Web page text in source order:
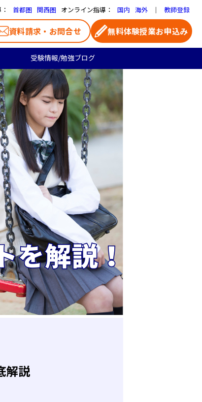
首都圏 関西圏 オンライン指導： 国内 海外 ｜ 教師登録
資料請求・お問合せ 無料体験授業お申込み
医学部受験
高校生向け
プロ家庭教師
高校生のご料金
よくある質問
お気に入り家庭教師
大学受験の合格実績
一覧ページ
受験情報/勉強ブログ
解説